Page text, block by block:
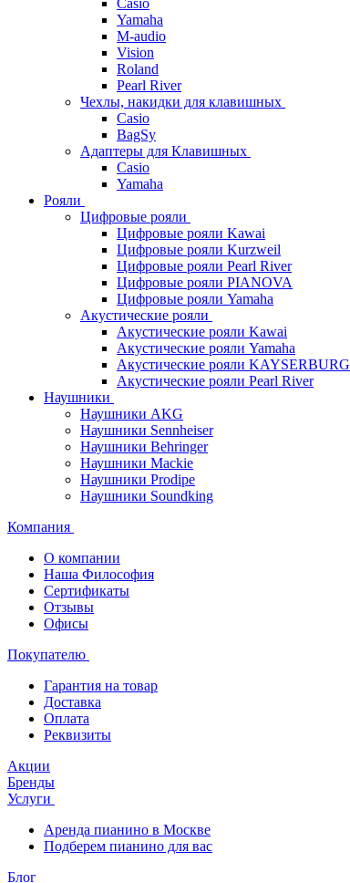
Casio
Yamaha
M-audio
Vision
Roland
Pearl River
Чехлы, накидки для клавишных
Casio
BagSy
Адаптеры для Клавишных
Casio
Yamaha
Рояли
Цифровые рояли
Цифровые рояли Kawai
Цифровые рояли Kurzweil
Цифровые рояли Pearl River
Цифровые рояли PIANOVA
Цифровые рояли Yamaha
Акустические рояли
Акустические рояли Kawai
Акустические рояли Yamaha
Акустические рояли KAYSERBURG
Акустические рояли Pearl River
Наушники
Наушники AKG
Наушники Sennheiser
Наушники Behringer
Наушники Mackie
Наушники Prodipe
Наушники Soundking
Компания
О компании
Наша Философия
Сертификаты
Отзывы
Офисы
Покупателю
Гарантия на товар
Доставка
Оплата
Реквизиты
Акции
Бренды
Услуги
Аренда пианино в Москве
Подберем пианино для вас
Блог